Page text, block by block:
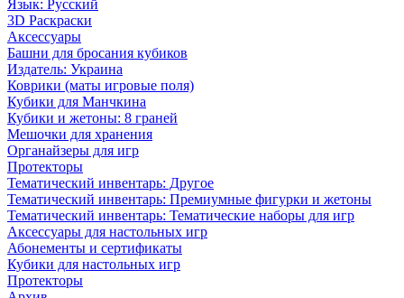
Язык: Русский
3D Раскраски
Аксессуары
Башни для бросания кубиков
Издатель: Украина
Коврики (маты игровые поля)
Кубики для Манчкина
Кубики и жетоны: 8 граней
Мешочки для хранения
Органайзеры для игр
Протекторы
Тематический инвентарь: Другое
Тематический инвентарь: Премиумные фигурки и жетоны
Тематический инвентарь: Тематические наборы для игр
Аксессуары для настольных игр
Абонементы и сертификаты
Кубики для настольных игр
Протекторы